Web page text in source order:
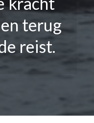
terug
reist.